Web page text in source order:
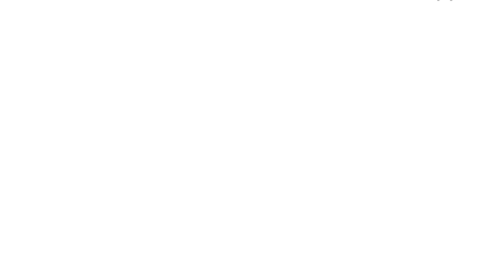
実現し、最先端の技術を使いこなすエンジニアへ成長したい方を